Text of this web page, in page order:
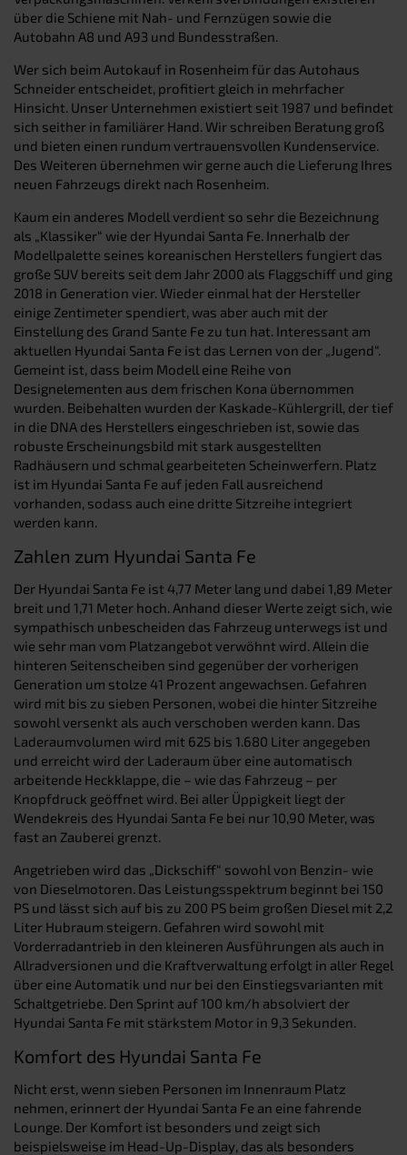
über die Schiene mit Nah- und Fernzügen sowie die
Autobahn A8 und A93 und Bundesstraßen.
Wer sich beim Autokauf in Rosenheim für das Autohaus
Schneider entscheidet, profitiert gleich in mehrfacher
Hinsicht. Unser Unternehmen existiert seit 1987 und befindet
sich seither in familiärer Hand. Wir schreiben Beratung groß
und bieten einen rundum vertrauensvollen Kundenservice.
Des Weiteren übernehmen wir gerne auch die Lieferung Ihres
neuen Fahrzeugs direkt nach Rosenheim.
Kaum ein anderes Modell verdient so sehr die Bezeichnung
als „Klassiker“ wie der Hyundai Santa Fe. Innerhalb der
Modellpalette seines koreanischen Herstellers fungiert das
große SUV bereits seit dem Jahr 2000 als Flaggschiff und ging
2018 in Generation vier. Wieder einmal hat der Hersteller
einige Zentimeter spendiert, was aber auch mit der
Einstellung des Grand Sante Fe zu tun hat. Interessant am
aktuellen Hyundai Santa Fe ist das Lernen von der „Jugend“.
Gemeint ist, dass beim Modell eine Reihe von
Designelementen aus dem frischen Kona übernommen
wurden. Beibehalten wurden der Kaskade-Kühlergrill, der tief
in die DNA des Herstellers eingeschrieben ist, sowie das
robuste Erscheinungsbild mit stark ausgestellten
Radhäusern und schmal gearbeiteten Scheinwerfern. Platz
ist im Hyundai Santa Fe auf jeden Fall ausreichend
vorhanden, sodass auch eine dritte Sitzreihe integriert
werden kann.
Zahlen zum Hyundai Santa Fe
Der Hyundai Santa Fe ist 4,77 Meter lang und dabei 1,89 Meter
breit und 1,71 Meter hoch. Anhand dieser Werte zeigt sich, wie
sympathisch unbescheiden das Fahrzeug unterwegs ist und
wie sehr man vom Platzangebot verwöhnt wird. Allein die
hinteren Seitenscheiben sind gegenüber der vorherigen
Generation um stolze 41 Prozent angewachsen. Gefahren
wird mit bis zu sieben Personen, wobei die hinter Sitzreihe
sowohl versenkt als auch verschoben werden kann. Das
Laderaumvolumen wird mit 625 bis 1.680 Liter angegeben
und erreicht wird der Laderaum über eine automatisch
arbeitende Heckklappe, die – wie das Fahrzeug – per
Knopfdruck geöffnet wird. Bei aller Üppigkeit liegt der
Wendekreis des Hyundai Santa Fe bei nur 10,90 Meter, was
fast an Zauberei grenzt.
Angetrieben wird das „Dickschiff“ sowohl von Benzin- wie
von Dieselmotoren. Das Leistungsspektrum beginnt bei 150
PS und lässt sich auf bis zu 200 PS beim großen Diesel mit 2,2
Liter Hubraum steigern. Gefahren wird sowohl mit
Vorderradantrieb in den kleineren Ausführungen als auch in
Allradversionen und die Kraftverwaltung erfolgt in aller Regel
über eine Automatik und nur bei den Einstiegsvarianten mit
Schaltgetriebe. Den Sprint auf 100 km/h absolviert der
Hyundai Santa Fe mit stärkstem Motor in 9,3 Sekunden.
Komfort des Hyundai Santa Fe
Nicht erst, wenn sieben Personen im Innenraum Platz
nehmen, erinnert der Hyundai Santa Fe an eine fahrende
Lounge. Der Komfort ist besonders und zeigt sich
beispielsweise im Head-Up-Display, das als besonders